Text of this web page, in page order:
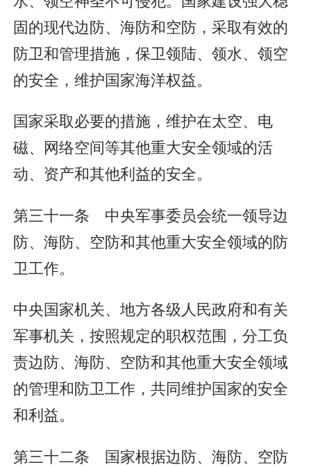
固的现代边防、海防和空防，采取有效的
防卫和管理措施，保卫领陆、领水、领空
的安全，维护国家海洋权益。
国家采取必要的措施，维护在太空、电
磁、网络空间等其他重大安全领域的活
动、资产和其他利益的安全。
第三十一条 中央军事委员会统一领导边
防、海防、空防和其他重大安全领域的防
卫工作。
中央国家机关、地方各级人民政府和有关
军事机关，按照规定的职权范围，分工负
责边防、海防、空防和其他重大安全领域
的管理和防卫工作，共同维护国家的安全
和利益。
第三十二条 国家根据边防、海防、空防